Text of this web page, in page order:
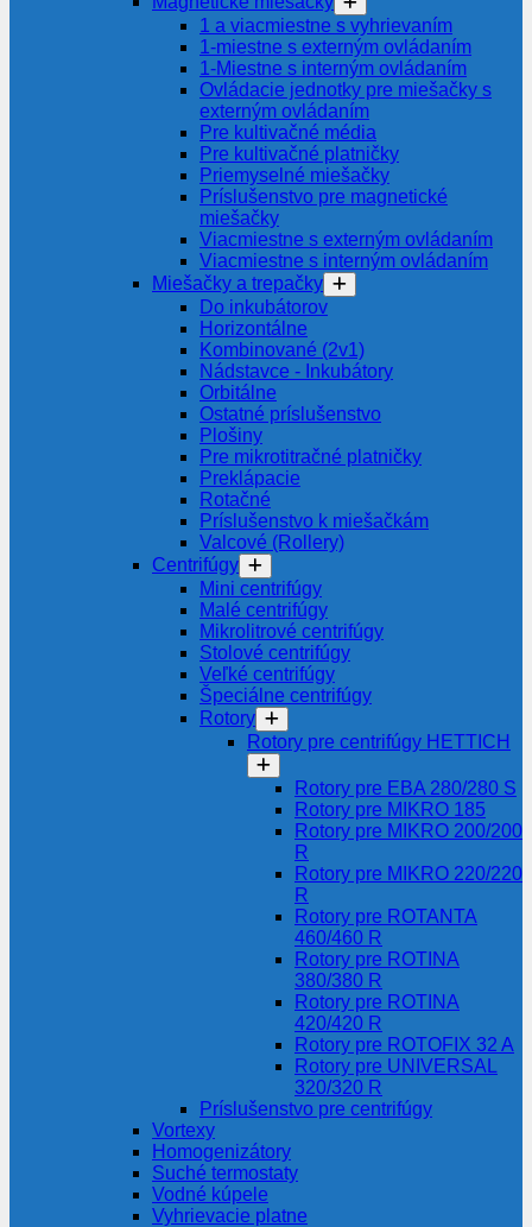
1 a viacmiestne s vyhrievaním
1-miestne s externým ovládaním
1-Miestne s interným ovládaním
Ovládacie jednotky pre miešačky s
externým ovládaním
Pre kultivačné média
Pre kultivačné platničky
Priemyselné miešačky
Príslušenstvo pre magnetické
miešačky
Viacmiestne s externým ovládaním
Viacmiestne s interným ovládaním
Miešačky a trepačky
Do inkubátorov
Horizontálne
Kombinované (2v1)
Nádstavce - Inkubátory
Orbitálne
Ostatné príslušenstvo
Plošiny
Pre mikrotitračné platničky
Preklápacie
Rotačné
Príslušenstvo k miešačkám
Valcové (Rollery)
Centrifúgy
Mini centrifúgy
Malé centrifúgy
Mikrolitrové centrifúgy
Stolové centrifúgy
Veľké centrifúgy
Špeciálne centrifúgy
Rotory
Rotory pre centrifúgy HETTICH
Rotory pre EBA 280/280 S
Rotory pre MIKRO 185
Rotory pre MIKRO 200/200
R
Rotory pre MIKRO 220/220
R
Rotory pre ROTANTA
460/460 R
Rotory pre ROTINA
380/380 R
Rotory pre ROTINA
420/420 R
Rotory pre ROTOFIX 32 A
Rotory pre UNIVERSAL
320/320 R
Príslušenstvo pre centrifúgy
Vortexy
Homogenizátory
Suché termostaty
Vodné kúpele
Vyhrievacie platne